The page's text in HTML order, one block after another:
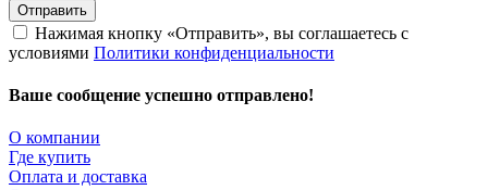
Отправить
Нажимая кнопку «Отправить», вы соглашаетесь с
условиями Политики конфиденциальности
Ваше сообщение успешно отправлено!
О компании
Где купить
Оплата и доставка